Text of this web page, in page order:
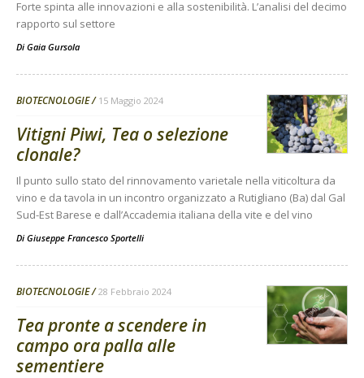
Forte spinta alle innovazioni e alla sostenibilità. L’analisi del decimo
rapporto sul settore
Di Gaia Gursola
BIOTECNOLOGIE 15 Maggio 2024
Vitigni Piwi, Tea o selezione
clonale?
Il punto sullo stato del rinnovamento varietale nella viticoltura da
vino e da tavola in un incontro organizzato a Rutigliano (Ba) dal Gal
Sud-Est Barese e dall’Accademia italiana della vite e del vino
Di Giuseppe Francesco Sportelli
BIOTECNOLOGIE 28 Febbraio 2024
Tea pronte a scendere in
campo ora palla alle
sementiere